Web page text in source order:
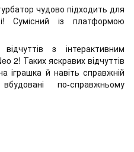
чудово підходить для
Сумісний із платформою
з інтерактивним
2! Таких яскравих відчуттів
іграшка й навіть справжній
по-справжньому